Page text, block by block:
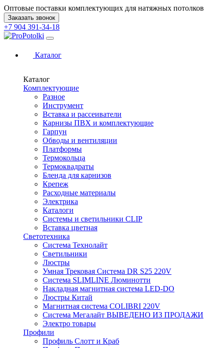
Оптовые поставки комплектующих для натяжных потолков
Заказать звонок
+7 904 391-34-18
Каталог
Каталог
Комплектующие
Разное
Инструмент
Вставка и рассеиватели
Карнизы ПВХ и комплектующие
Гарпун
Обводы и вентиляции
Платформы
Термокольца
Термоквадраты
Бленда для карнизов
Крепеж
Расходные материалы
Электрика
Каталоги
Системы и светильники CLIP
Вставка цветная
Светотехника
Система Технолайт
Светильники
Люстры
Умная Трековая Система DR S25 220V
Система SLIMLINE Люминотти
Накладная магнитная система LED-DO
Люстры Китай
Магнитная система COLIBRI 220V
Система Мегалайт ВЫВЕДЕНО ИЗ ПРОДАЖИ
Электро товары
Профили
Профиль Слотт и Краб